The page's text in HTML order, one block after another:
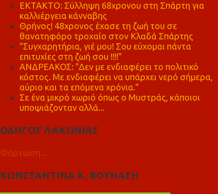
ΕΚΤΑΚΤΟ: Σύλληψη 68χρονου στη Σπάρτη για
καλλιέργεια κάνναβης
Θρήνος! 48χρονος έχασε τη ζωή του σε
θανατηφόρο τροχαίο στον Κλαδά Σπάρτης
"Συγχαρητήρια, γιέ μου! Σου εύχομαι πάντα
επιτυχίες στη ζωή σου !!!!"
ΑΝΔΡΕΑΚΟΣ: "Δεν με ενδιαφέρει το πολιτικό
κόστος. Με ενδιαφέρει να υπάρχει νερό σήμερα,
αύριο και τα επόμενα χρόνια."
Σε ένα μικρό χωριό όπως ο Μυστράς, κάποιοι
υποψιάζονταν αλλά...
ΟΔΗΓΟΣ ΛΑΚΩΝΙΑΣ
Φόρτωση...
ΚΩΝΣΤΑΝΤΙΝΑ Κ. ΒΟΥΝΑΣΗ